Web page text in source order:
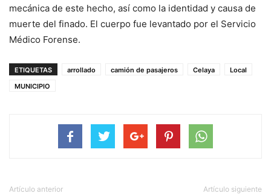
mecánica de este hecho, así como la identidad y causa de
muerte del finado. El cuerpo fue levantado por el Servicio
Médico Forense.
ETIQUETAS arrollado camión de pasajeros Celaya
Local
MUNICIPIO
Artículo anterior Artículo siguiente